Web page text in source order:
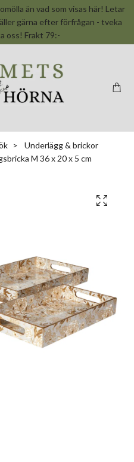
än vad som visas här! Letar
gärna efter förfrågan - tveka
oss! Frakt 79:-
Underlägg & brickor
M 36 x 20 x 5 cm